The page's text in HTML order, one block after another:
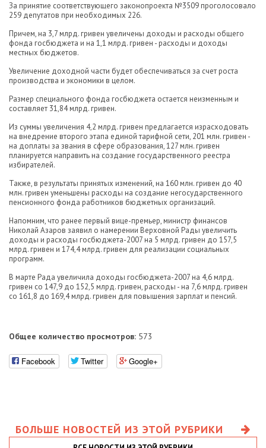
За принятие соответствующего законопроекта №3509 проголосовало
259 депутатов при необходимых 226.
Причем, на 3,7 млрд. гривен увеличены доходы и расходы общего
фонда госбюджета и на 1,1 млрд. гривен - расходы и доходы
местных бюджетов.
Увеличение доходной части будет обеспечиваться за счет роста
производства и экономики в целом.
Размер специального фонда госбюджета остается неизменным и
составляет 31,84 млрд. гривен.
Из суммы увеличения 4,2 млрд. гривен предлагается израсходовать
на внедрение второго этапа единой тарифной сети, 201 млн. гривен -
на доплаты за звания в сфере образования, 127 млн. гривен
планируется направить на создание государственного реестра
избирателей.
Также, в результаты принятых изменений, на 160 млн. гривен до 40
млн. гривен уменьшены расходы на создание негосударственного
пенсионного фонда работников бюджетных организаций.
Напомним, что ранее первый вице-премьер, министр финансов
Николай Азаров заявил о намерении Верховной Рады увеличить
доходы и расходы госбюджета-2007 на 5 млрд. гривен до 157,5
млрд. гривен и 174,4 млрд. гривен для реализации социальных
программ.
В марте Рада увеличила доходы госбюджета-2007 на 4,6 млрд.
гривен со 147,9 до 152,5 млрд. гривен, расходы - на 7,6 млрд. гривен
со 161,8 до 169,4 млрд. гривен для повышения зарплат и пенсий.
Общее количество просмотров: 573
Facebook Twitter Google+
БОЛЬШЕ НОВОСТЕЙ ИЗ ЭТОЙ РУБРИКИ